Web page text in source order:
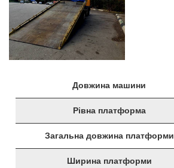
Довжина машини
Рівна платформа
Загальна довжина платформи
Ширина платформи